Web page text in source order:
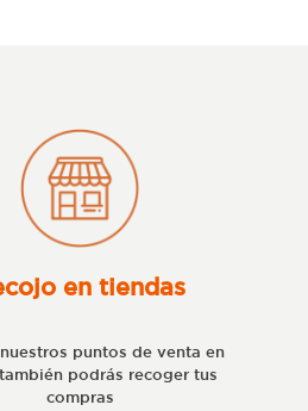
en tiendas
puntos de venta en
podrás recoger tus
compras